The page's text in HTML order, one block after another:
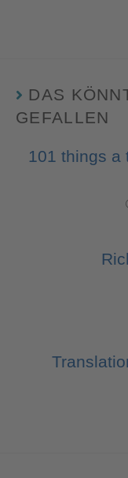
DAS
GEFALLEN
101 things a